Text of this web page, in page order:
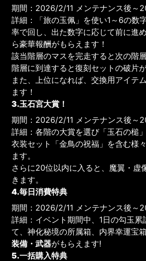
期間：2026/2/11 メンテナンス後
詳細：「旅の玉佩」を使い1～6の数
率で回し、出た数字に応じて前に進
ら豪華報酬がもらえます！
該当階層のマスを完走すると次の階
階層に到達すると復刻セットの破片
また、上位になれば、交換用アイテ
ます！
3.玉石宮大賞！
期間：2026/2/11 メンテナンス後～
詳細：各階の大賞を選び「玉石の槌
衣装セット「金鳥の祝福」を含む様
ます。
さらに20位以内に入ると、魔翼・虚
きます。
4.毎日消費特典
期間：2026/2/11 メンテナンス後
詳細：イベント期間中、1日の勾玉累
て、神化秘境の所属箱、内界幸運宝箱
装備・武器がもらえます!
5.一括購入特典